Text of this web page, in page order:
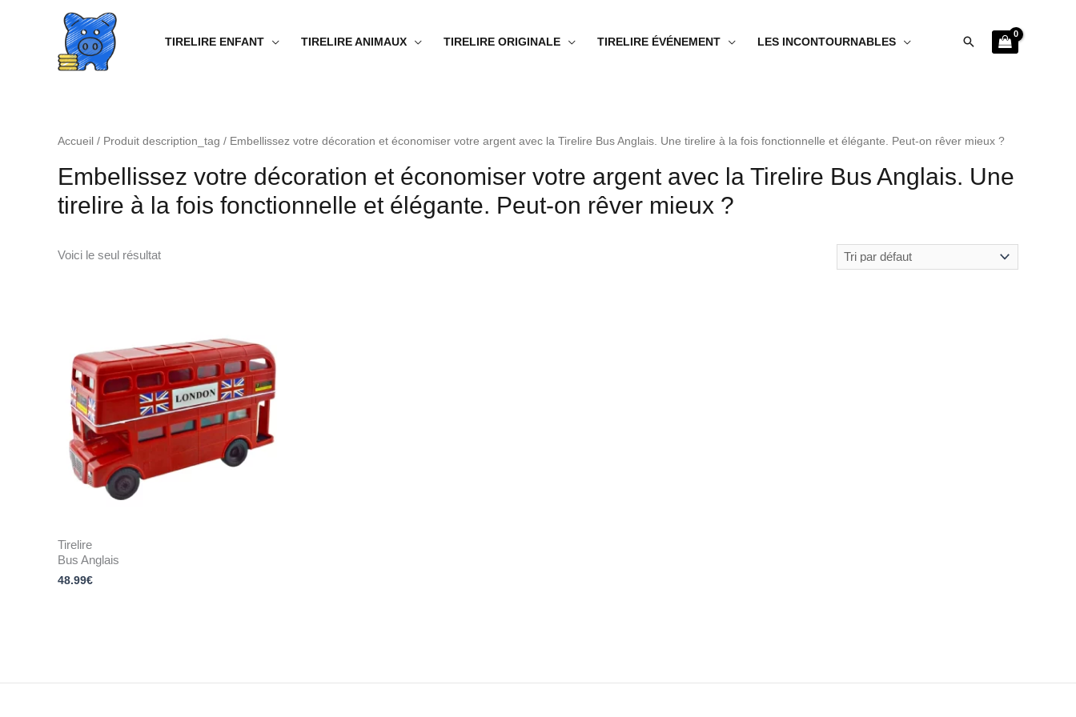
TIRELIRE ENFANT TIRELIRE ANIMAUX TIRELIRE ORIGINALE TIRELIRE ÉVÉNEMENT LES INCONTOURNABLES Rechercher
Accueil / Produit description_tag / Embellissez votre décoration et économiser votre argent avec la Tirelire Bus Anglais. Une tirelire à la fois fonctionnelle et élégante. Peut-on rêver mieux ?
Embellissez votre décoration et économiser votre argent avec la Tirelire Bus Anglais. Une
tirelire à la fois fonctionnelle et élégante. Peut-on rêver mieux ?
Voici le seul résultat
Tirelire
Bus Anglais
48.99€